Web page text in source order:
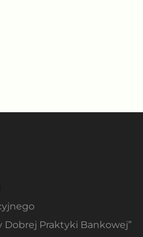
Dobrej Praktyki Bankowej”